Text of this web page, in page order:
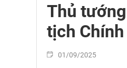
Thủ
tịch
01/09/2025